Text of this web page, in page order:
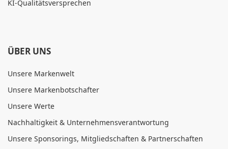
KI-Qualitätsversprechen
ÜBER UNS
Unsere Markenwelt
Unsere Markenbotschafter
Unsere Werte
Nachhaltigkeit & Unternehmensverantwortung
Unsere Sponsorings, Mitgliedschaften & Partnerschaften